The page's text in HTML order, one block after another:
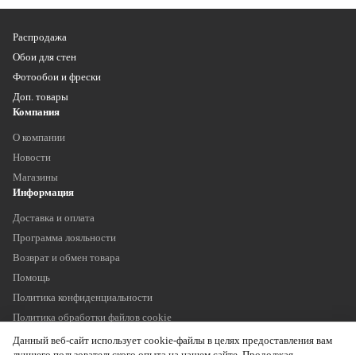
Распродажа
Обои для стен
Фотообои и фрески
Доп. товары
Компания
О компании
Новости
Магазины
Информация
Доставка и оплата
Программа лояльности
Возврат и обмен товара
Помощь
Политика конфиденциальности
Политика обработки файлов cookie
Данный веб-сайт использует cookie-файлы в целях предоставления вам